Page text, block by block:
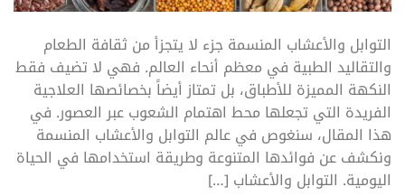
التوابل والأعشاب المنسمة جزء لا يتجزأ من ثقافة الطعام
والتقاليد الطبية في معظم أنحاء العالم. فهي لا تضيف فقط
النكهة المميزة للأطباق، بل تمتاز أيضاً بخصائصها العلاجية
الفريدة التي تجعلها محط اهتمام الشعوب عبر العصور. في
هذا المقال، سنغوص في عالم التوابل والأعشاب المنسمة
ونكشف عن فوائدها المتنوعة وطريقة استخدامها في الحياة
اليومية. التوابل والأعشاب […]